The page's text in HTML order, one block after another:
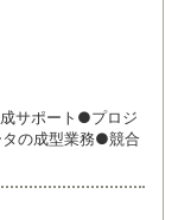
サポート●プロジ
の成型業務●競合